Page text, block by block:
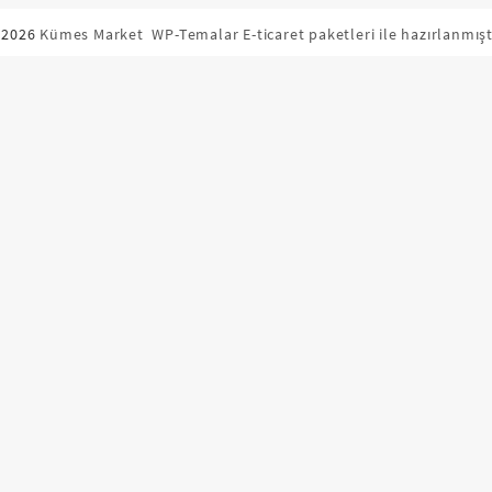
Kümes Market WP-Temalar E-ticaret paketleri ile